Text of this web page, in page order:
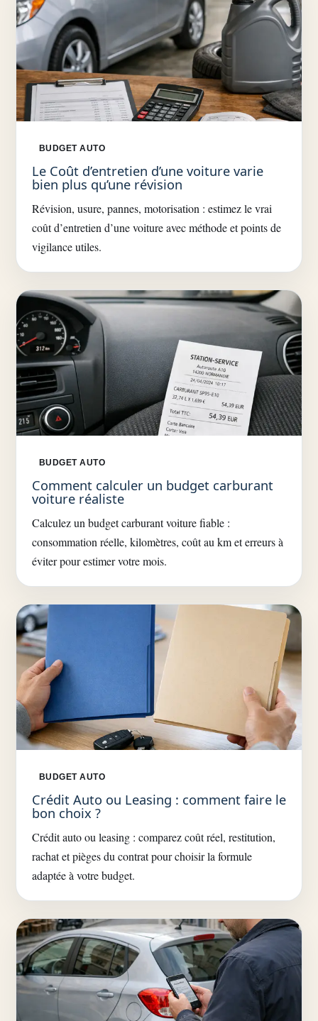
BUDGET AUTO
Le Coût d’entretien d’une voiture varie
bien plus qu’une révision
Révision, usure, pannes, motorisation : estimez le vrai
coût d’entretien d’une voiture avec méthode et points de
vigilance utiles.
BUDGET AUTO
Comment calculer un budget carburant
voiture réaliste
Calculez un budget carburant voiture fiable :
consommation réelle, kilomètres, coût au km et erreurs à
éviter pour estimer votre mois.
BUDGET AUTO
Crédit Auto ou Leasing : comment faire le
bon choix ?
Crédit auto ou leasing : comparez coût réel, restitution,
rachat et pièges du contrat pour choisir la formule
adaptée à votre budget.